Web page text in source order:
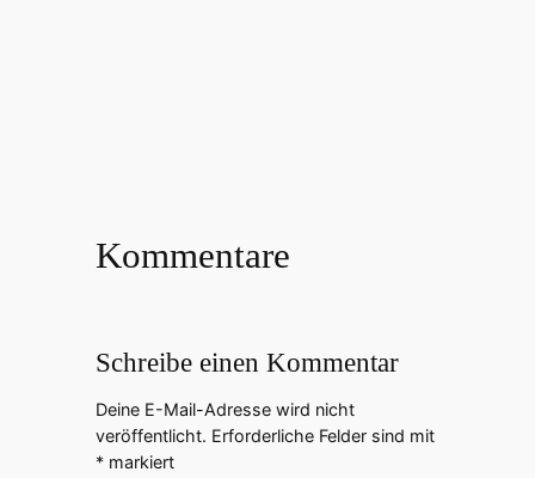
Kommentare
Schreibe einen Kommentar
Deine E-Mail-Adresse wird nicht
veröffentlicht. Erforderliche Felder sind mit
*markiert